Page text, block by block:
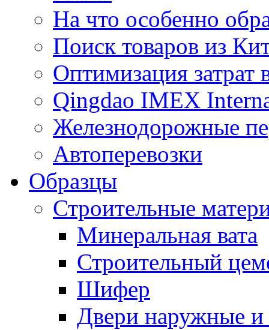
На что особенно
Поиск товаров из
Оптимизация затрат
Qingdao IMEX
Железнодорожные
Автоперевозки
Образцы
Строительные
Минеральная вата
Строительный
Шифер
Двери наружные и